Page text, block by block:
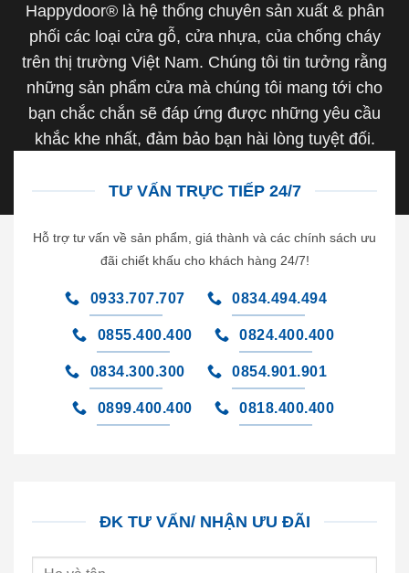
Happydoor® là hệ thống chuyên sản xuất & phân
phối các loại cửa gỗ, cửa nhựa, của chống cháy
trên thị trường Việt Nam. Chúng tôi tin tưởng rằng
những sản phẩm cửa mà chúng tôi mang tới cho
bạn chắc chắn sẽ đáp ứng được những yêu cầu
khắc khe nhất, đảm bảo bạn hài lòng tuyệt đối.
TƯ VẤN TRỰC TIẾP 24/7
Hỗ trợ tư vấn về sản phẩm, giá thành và các chính sách ưu
đãi chiết khấu cho khách hàng 24/7!
0933.707.707 0834.494.494
0855.400.400 0824.400.400
0834.300.300 0854.901.901
0899.400.400 0818.400.400
ĐK TƯ VẤN/ NHẬN ƯU ĐÃI